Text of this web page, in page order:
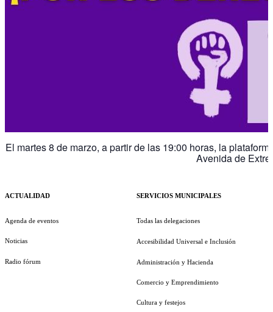
El martes 8 de marzo, a partir de las 19:00 horas, la
Avenida de
ACTUALIDAD
Agenda de eventos
Noticias
Radio fórum
SERVICIOS MUNICIPALES
Todas las delegaciones
Accesibilidad Universal e Inclusión
Administración y Hacienda
Comercio y Emprendimiento
Cultura y festejos